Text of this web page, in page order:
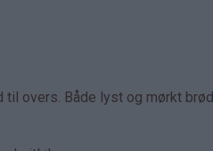
overs. Både lyst og mørkt